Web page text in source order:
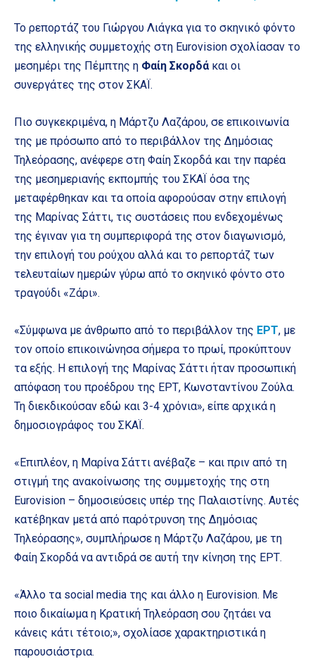
Το ρεπορτάζ του Γιώργου Λιάγκα για το σκηνικό φόντο
της ελληνικής συμμετοχής στη Eurovision σχολίασαν το
μεσημέρι της Πέμπτης η Φαίη Σκορδάκαι οι
συνεργάτες της στον ΣΚΑΪ.
Πιο συγκεκριμένα, η Μάρτζυ Λαζάρου, σε επικοινωνία
της με πρόσωπο από το περιβάλλον της Δημόσιας
Τηλεόρασης, ανέφερε στη Φαίη Σκορδά και την παρέα
της μεσημεριανής εκπομπής του ΣΚΑΪ όσα της
μεταφέρθηκαν και τα οποία αφορούσαν στην επιλογή
της Μαρίνας Σάττι, τις συστάσεις που ενδεχομένως
της έγιναν για τη συμπεριφορά της στον διαγωνισμό,
την επιλογή του ρούχου αλλά και το ρεπορτάζ των
τελευταίων ημερών γύρω από το σκηνικό φόντο στο
τραγούδι «Ζάρι».
«Σύμφωνα με άνθρωπο από το περιβάλλον της ΕΡΤ, με
τον οποίο επικοινώνησα σήμερα το πρωί, προκύπτουν
τα εξής. Η επιλογή της Μαρίνας Σάττι ήταν προσωπική
απόφαση του προέδρου της ΕΡΤ, Κωνσταντίνου Ζούλα.
Τη διεκδικούσαν εδώ και 3-4 χρόνια», είπε αρχικά η
δημοσιογράφος του ΣΚΑΪ.
«Επιπλέον, η Μαρίνα Σάττι ανέβαζε – και πριν από τη
στιγμή της ανακοίνωσης της συμμετοχής της στη
Eurovision – δημοσιεύσεις υπέρ της Παλαιστίνης. Αυτές
κατέβηκαν μετά από παρότρυνση της Δημόσιας
Τηλεόρασης», συμπλήρωσε η Μάρτζυ Λαζάρου, με τη
Φαίη Σκορδά να αντιδρά σε αυτή την κίνηση της ΕΡΤ.
«Άλλο τα social media της και άλλο η Eurovision. Με
ποιο δικαίωμα η Κρατική Τηλεόραση σου ζητάει να
κάνεις κάτι τέτοιο;», σχολίασε χαρακτηριστικά η
παρουσιάστρια.